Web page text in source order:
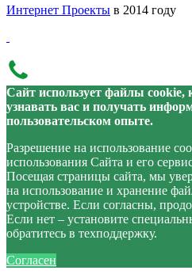
Интернет Проекты в 2014 году
Сайт использует файлы cookie,
узнавать вас и получать
пользовательском опыте.
Разрешение на использование
использования Сайта и его
Посещая страницы сайта, мы
на использование и хранение
устройстве. Если согласны,
Если нет – установите
обратитесь в техподдержку.
Согласен